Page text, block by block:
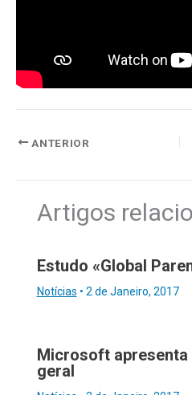
ANTERIOR
Artigos
Estudo «Global
Notícias • 2 de Janeiro, 2017
Microsoft
geral